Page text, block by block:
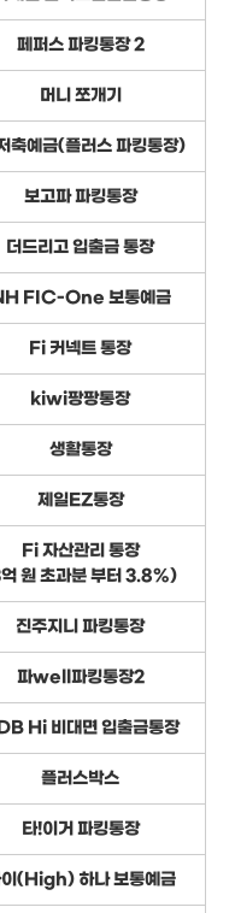
페퍼스 파킹통장 2
머니 쪼개기
축예금(플러스 파킹통장)
보고파 파킹통장
더드리고 입출금 통장
FIC-One 보통예금
Fi 커넥트 통장
kiwi팡팡통장
생활통장
제일EZ통장
Fi 자산관리 통장
원 초과분 부터 3.8%)
진주지니 파킹통장
파well파킹통장2
Hi 비대면 입출금통장
플러스박스
타!이거 파킹통장
이(High) 하나 보통예금